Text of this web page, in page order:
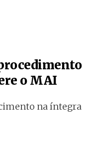
o MAI
na íntegra